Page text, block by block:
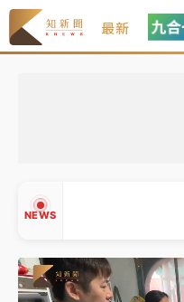
最新
NEWS
中信慈善基金會想增加
駁 理由曝光
故宮《龍藏經》特展
周六起展出延長至晚上